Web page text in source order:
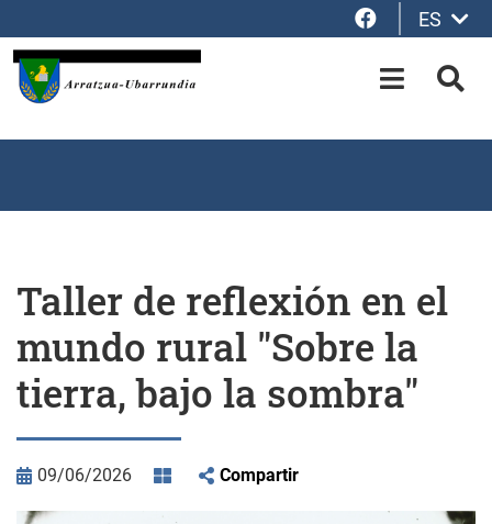
Facebook
ES
OPEN-
Taller de reflexión en el
mundo rural "Sobre la
tierra, bajo la sombra"
09/06/2026 Compartir